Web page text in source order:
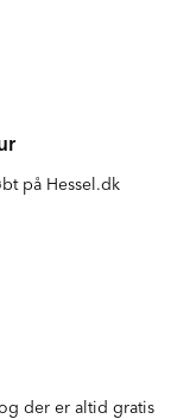
på Hessel.dk
der er altid gratis